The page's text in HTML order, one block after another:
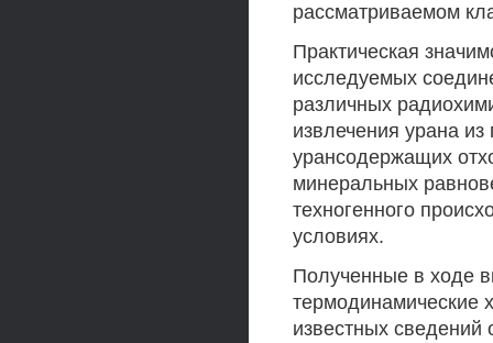
рассматриваемом
Практическая
исследуемых
различных
извлечения урана
урансодержащих
минеральных
техногенного
условиях.
Полученные в ходе
термодинамические
известных сведений